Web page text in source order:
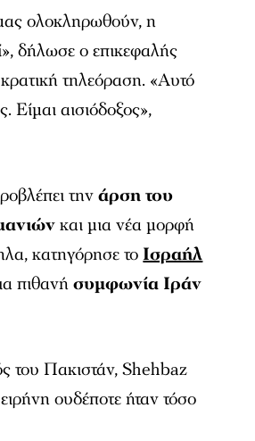
ολοκληρωθούν, η
δήλωσε ο επικεφαλής
τηλεόραση. «Αυτό
Είμαι αισιόδοξος»,
τηνάρση του
και μια νέα μορφή
κατηγόρησε το Ισραήλ
πιθανήσυμφωνία Ιράν
του Πακιστάν, Shehbaz
ουδέποτε ήταν τόσο